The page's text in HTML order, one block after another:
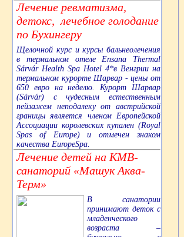
Лечение ревматизма,
детокс, лечебное голодание
по Бухингеру
Щелочной курс и курсы бальнеолечения
в термальном отеле Ensana Thermal
Sárvár Health Spa Hotel 4*в Венгрии на
термальном курорте Шарвар - цены от
650 евро на неделю. Курорт Шарвар
(Sárvár) с чудесным естественным
пейзажем неподалеку от австрийской
границы является членом Европейской
Ассоциации королевских купален (Royal
Spas of Europe) и отмечен знаком
качества EuropeSpa.
Лечение детей на КМВ-
санаторий «Машук Аква-
Терм»
В санатории
принимают деток с
младенческого
возраста –